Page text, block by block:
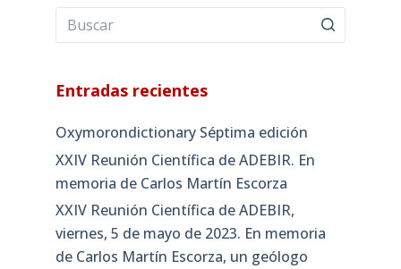
Entradas recientes
Oxymorondictionary Séptima edición
XXIV Reunión Científica de ADEBIR. En
memoria de Carlos Martín Escorza
XXIV Reunión Científica de ADEBIR,
viernes, 5 de mayo de 2023. En memoria
de Carlos Martín Escorza, un geólogo